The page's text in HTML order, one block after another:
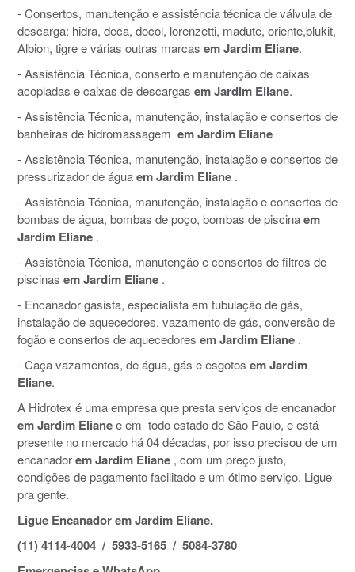
- Consertos, manutenção e assistência técnica de válvula de
descarga: hidra, deca, docol, lorenzetti, madute, oriente,blukit,
Albion, tigre e várias outras marcas em Jardim Eliane.
- Assistência Técnica, conserto e manutenção de caixas
acopladas e caixas de descargas em Jardim Eliane.
- Assistência Técnica, manutenção, instalação e consertos de
banheiras de hidromassagem em Jardim Eliane
- Assistência Técnica, manutenção, instalação e consertos de
pressurizador de águaem Jardim Eliane .
- Assistência Técnica, manutenção, instalação e consertos de
bombas de água, bombas de poço, bombas de piscinaem
Jardim Eliane .
- Assistência Técnica, manutenção e consertos de filtros de
piscinas em Jardim Eliane .
- Encanador gasista, especialista em tubulação de gás,
instalação de aquecedores, vazamento de gás, conversão de
fogão e consertos de aquecedores em Jardim Eliane .
- Caça vazamentos, de água, gás e esgotos em Jardim
Eliane.
A Hidrotex é uma empresa que presta serviços de encanador
em Jardim Elianee em todo estado de São Paulo, e está
presente no mercado há 04 décadas, por isso precisou de um
encanadorem Jardim Eliane , com um preço justo,
condições de pagamento facilitado e um ótimo serviço. Ligue
pra gente.
Ligue Encanador em Jardim Eliane.
(11) 4114-4004 / 5933-5165 / 5084-3780